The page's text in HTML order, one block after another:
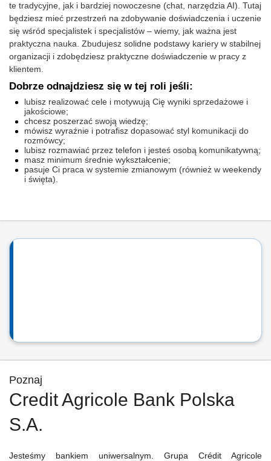
te tradycyjne, jak i bardziej nowoczesne (chat, narzędzia AI). Tutaj
będziesz mieć przestrzeń na zdobywanie doświadczenia i uczenie
się wśród specjalistek i specjalistów – wiemy, jak ważna jest
praktyczna nauka. Zbudujesz solidne podstawy kariery w stabilnej
organizacji i zdobędziesz praktyczne doświadczenie w pracy z
klientem.
Dobrze odnajdziesz się w tej roli jeśli:
lubisz realizować cele i motywują Cię wyniki sprzedażowe i
jakościowe;
chcesz poszerzać swoją wiedzę;
mówisz wyraźnie i potrafisz dopasować styl komunikacji do
rozmówcy;
lubisz rozmawiać przez telefon i jesteś osobą komunikatywną;
masz minimum średnie wykształcenie;
pasuje Ci praca w systemie zmianowym (również w weekendy
i święta).
Poznaj
Credit Agricole Bank Polska
S.A.
Jesteśmy bankiem uniwersalnym. Grupa Crédit Agricole